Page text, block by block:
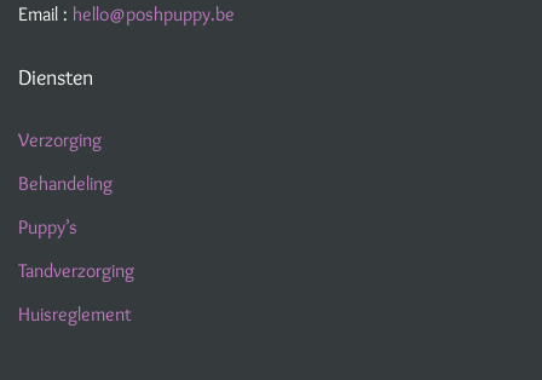
Email : hello@poshpuppy.be
Diensten
Verzorging
Behandeling
Puppy’s
Tandverzorging
Huisreglement